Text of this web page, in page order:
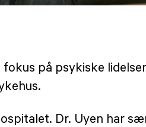
på psykiske
Dr. Uyen har